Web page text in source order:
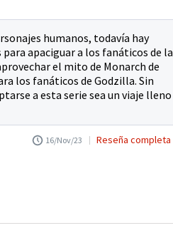
humanos, todavía hay
apaciguar a los fanáticos de la
el mito de Monarch de
los fanáticos de Godzilla. Sin
a esta serie sea un viaje lleno
16/Nov/23 Reseña completa